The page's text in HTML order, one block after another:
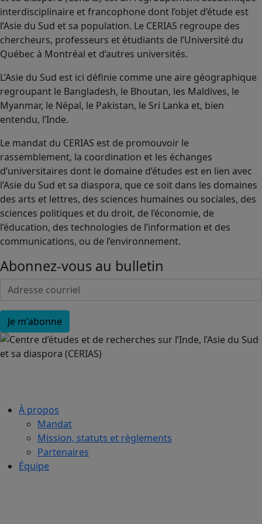
interdisciplinaire et francophone dont l’objet d’étude est
l’Asie du Sud et sa population. Le CERIAS regroupe des
chercheurs, professeurs et étudiants de l’Université du
Québec à Montréal et d’autres universités.
L’Asie du Sud est ici définie comme une aire géographique
regroupant le Bangladesh, le Bhoutan, les Maldives, le
Myanmar, le Népal, le Pakistan, le Sri Lanka et, bien
entendu, l’Inde.
Le mandat du CERIAS est de promouvoir le
rassemblement, la coordination et les échanges
d’universitaires dont le domaine d’études est en lien avec
l’Asie du Sud et sa diaspora, que ce soit dans les domaines
des arts et lettres, des sciences humaines ou sociales, des
sciences politiques et du droit, de l’économie, de
l’éducation, des technologies de l’information et des
communications, ou de l’environnement.
Abonnez-vous au bulletin
À propos
Mandat
Mission, statuts et règlements
Partenaires
Équipe